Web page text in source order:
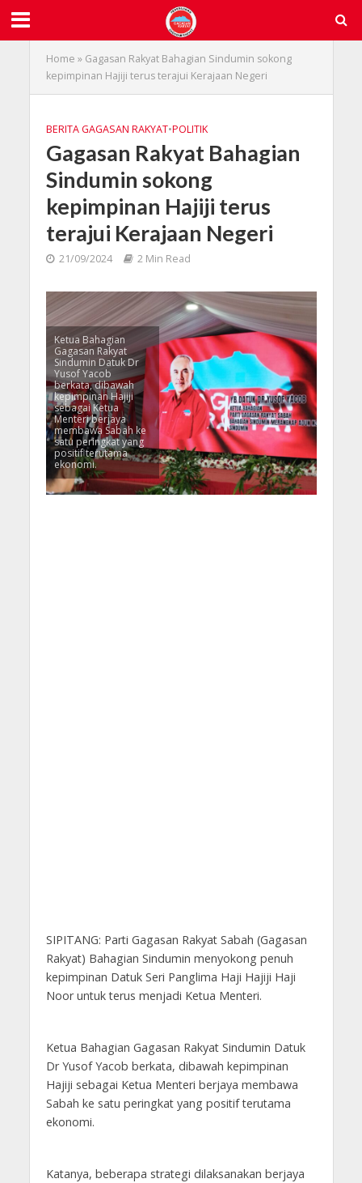
Home » Gagasan Rakyat Bahagian Sindumin sokong
kepimpinan Hajiji terus terajui Kerajaan Negeri
BERITA GAGASAN RAKYAT•POLITIK
Gagasan Rakyat Bahagian
Sindumin sokong
kepimpinan Hajiji terus
terajui Kerajaan Negeri
21/09/2024 2 Min Read
Ketua Bahagian
Gagasan Rakyat
Sindumin Datuk Dr
Yusof Yacob
berkata, dibawah
kepimpinan Hajiji
sebagai Ketua
Menteri berjaya
membawa Sabah ke
satu peringkat yang
positif terutama
ekonomi.
SIPITANG: Parti Gagasan Rakyat Sabah (Gagasan
Rakyat) Bahagian Sindumin menyokong penuh
kepimpinan Datuk Seri Panglima Haji Hajiji Haji
Noor untuk terus menjadi Ketua Menteri.
Ketua Bahagian Gagasan Rakyat Sindumin Datuk
Dr Yusof Yacob berkata, dibawah kepimpinan
Hajiji sebagai Ketua Menteri berjaya membawa
Sabah ke satu peringkat yang positif terutama
ekonomi.
Katanya, beberapa strategi dilaksanakan berjaya